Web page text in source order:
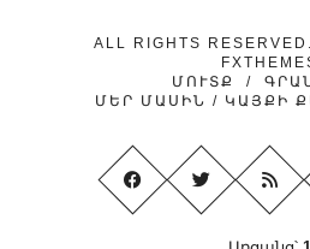
ALL RIGHTS
ՄՈՒՏՔ
/
ՄԵՐ ՄԱՍԻՆ / ԿԱՅՔԻ